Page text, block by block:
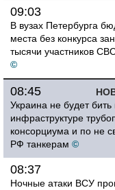
09:03
В вузах Петербурга
места без конкурса
тысячи участников
©
08:45
Украина не будет бить
инфраструктуре
консорциума и по не
РФ танкерам ©
08:37
Ночные атаки ВСУ